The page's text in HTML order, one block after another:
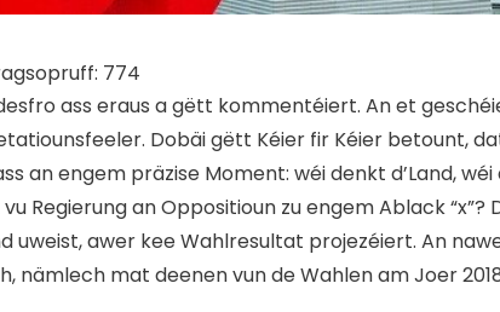
774
ass eraus a gëtt kommentéiert. An et
Dobäi gëtt Kéier fir Kéier betount,
an engem präzise Moment: wéi denkt d’Land,
vu Regierung an Oppositioun zu engem Ablack
uweist, awer kee Wahlresultat projezéiert. An
nämlech mat deenen vun de Wahlen am Joer